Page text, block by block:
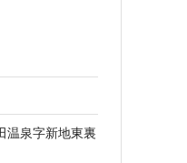
温泉字新地東裏